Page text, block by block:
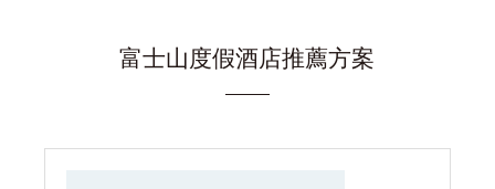
富士山度假酒店推薦方案